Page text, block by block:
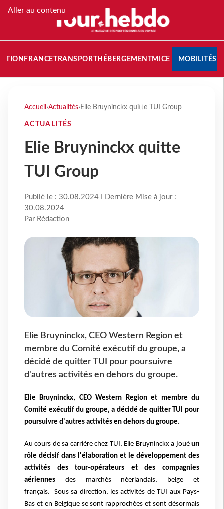
Aller au contenu
FRANCETRANSPORT HÉBERGEMENTMICE MOBILITÉS
Accueil ›Actualités› Elie Bruyninckx quitte TUI Group
ACTUALITÉS
Elie Bruyninckx quitte
TUI Group
Publié le : 30.08.2024 I Dernière Mise à jour :
30.08.2024
Par Rédaction
Elie Bruyninckx, CEO Western Region et
membre du Comité exécutif du groupe, a
décidé de quitter TUI pour poursuivre
d'autres activités en dehors du groupe.
Elie Bruyninckx, CEO Western Region et membre du
Comité exécutif du groupe, a décidéde quitter TUI pour
poursuivre d'autres activités en dehors du groupe.
Au cours de sa carrière chez TUI, Elie Bruyninckx a jouéun
rôle décisif dans l'élaboration et le développement des
activités des tour-opérateurs et des compagnies
aériennes des marchés néerlandais, belge et
français.
Sous sa direction, les activités de TUI aux Pays-
Bas et en Belgique se sont rapprochées et sont désormais